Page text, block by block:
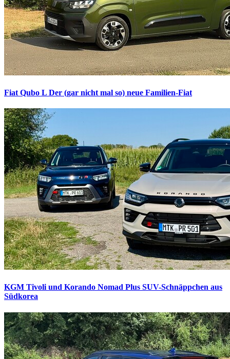
Fiat Qubo L Der (gar nicht mal so) neue Familien-Fiat
KGM Tivoli und Korando Nomad Plus SUV-Schnäppchen aus
Südkorea